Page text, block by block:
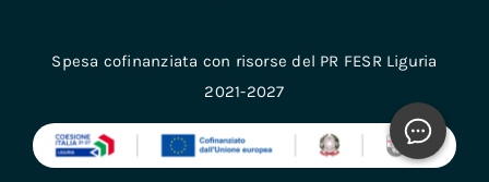
Spesa cofinanziata con risorse del PR FESR Liguria
2021-2027